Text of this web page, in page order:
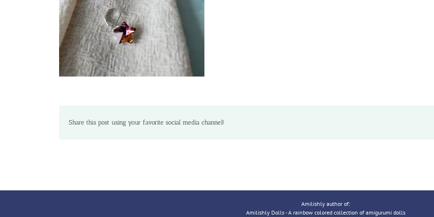
Share this post using your favorite social media channel!
Amilishly author of:
Amilishly Dolls - A rainbow colored collection of amigurumi dolls